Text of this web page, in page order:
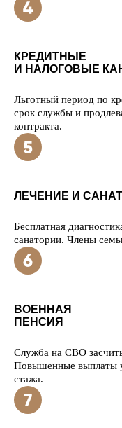
КРЕДИТНЫЕ
И НАЛОГОВЫЕ
Льготный период по
срок службы и
контракта.
ЛЕЧЕНИЕ И
Бесплатная
санатории. Члены
ВОЕННАЯ
ПЕНСИЯ
Служба на СВО
Повышенные выплаты
стажа.